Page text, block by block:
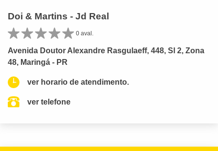
Doi & Martins - Jd Real
0 aval.
Avenida Doutor Alexandre Rasgulaeff, 448, Sl 2, Zona
48, Maringá - PR
ver horario de atendimento.
ver telefone